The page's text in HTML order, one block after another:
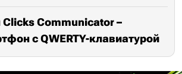
Clicks Communicator –
с QWERTY-клавиатурой